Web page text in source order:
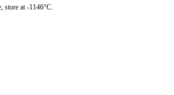
store at -1146°C.